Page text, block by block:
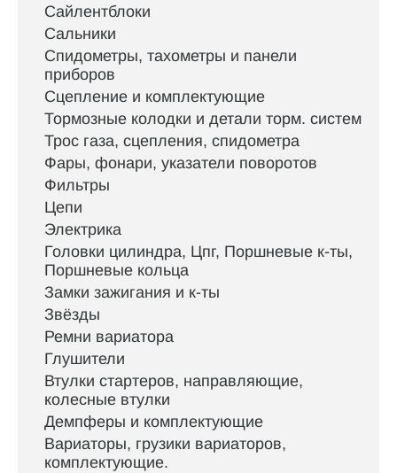
Сайлентблоки
Сальники
Спидометры, тахометры и панели
приборов
Сцепление и комплектующие
Тормозные колодки и детали торм. систем
Трос газа, сцепления, спидометра
Фары, фонари, указатели поворотов
Фильтры
Цепи
Электрика
Головки цилиндра, Цпг, Поршневые к-ты,
Поршневые кольца
Замки зажигания и к-ты
Звёзды
Ремни вариатора
Глушители
Втулки стартеров, направляющие,
колесные втулки
Демпферы и комплектующие
Вариаторы, грузики вариаторов,
комплектующие.